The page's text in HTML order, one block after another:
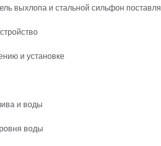
выхлопа и стальной сильфон
и установке
и воды
воды